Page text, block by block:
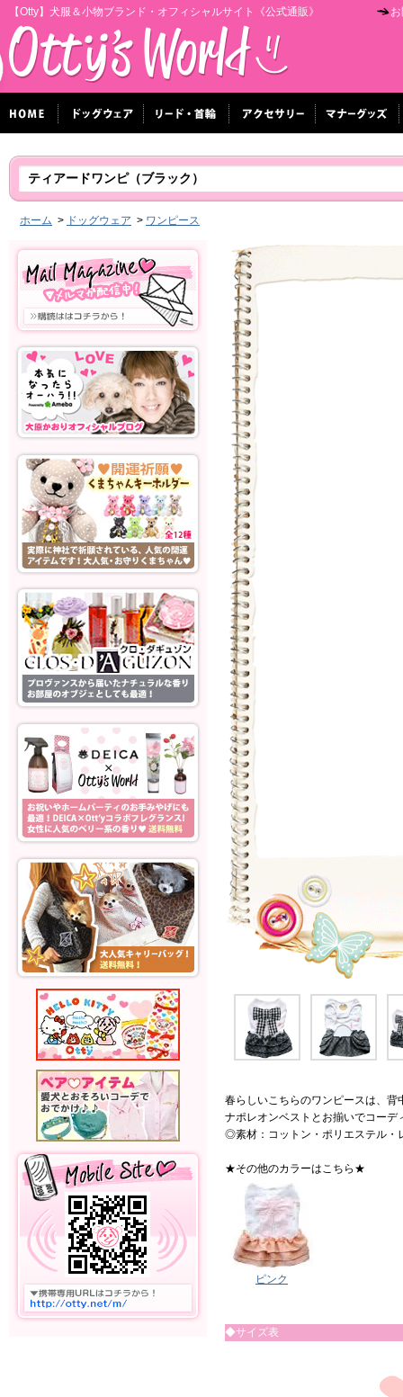
【Otty】犬服＆小物ブランド・オフィシャルサイト《公式通販》
ティアードワンピ（ブラック）
ホーム > ドッグウェア > ワンピース
春らしいこちらのワンピースは、
ナポレオンベストとお揃いでコーデ
◎素材：コットン・ポリエステル・
★その他のカラーはこちら★
ピンク
◆サイズ表